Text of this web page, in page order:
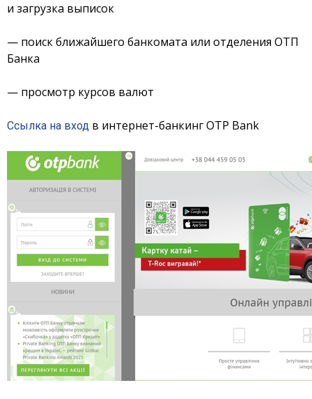
и загрузка выписок
— поиск ближайшего банкомата или отделения ОТП
Банка
— просмотр курсов валют
Ссылка на вход в интернет-банкинг OTP Bank